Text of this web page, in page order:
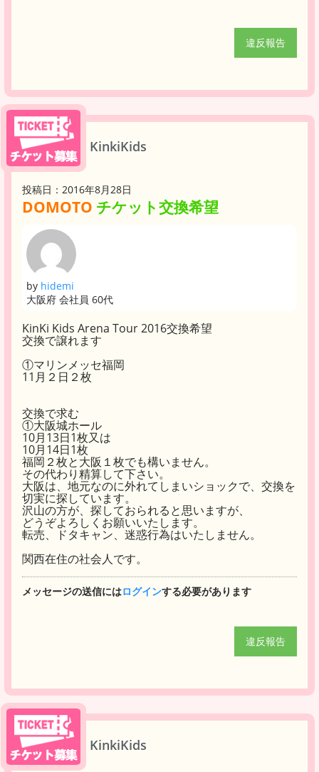
違反報告
KinkiKids
投稿日：2016年8月28日
DOMOTO チケット交換希望
by hidemi
大阪府 会社員 60代
KinKi Kids Arena Tour 2016交換希望
交換で譲れます
①マリンメッセ福岡
11月２日２枚
交換で求む
①大阪城ホール
10月13日1枚又は
10月14日1枚
福岡２枚と大阪１枚でも構いません。
その代わり精算して下さい。
大阪は、地元なのに外れてしまいショックで、交換を
切実に探しています。
沢山の方が、探しておられると思いますが、
どうぞよろしくお願いいたします。
転売、ドタキャン、迷惑行為はいたしません。
関西在住の社会人です。
メッセージの送信にはログインする必要があります
違反報告
KinkiKids